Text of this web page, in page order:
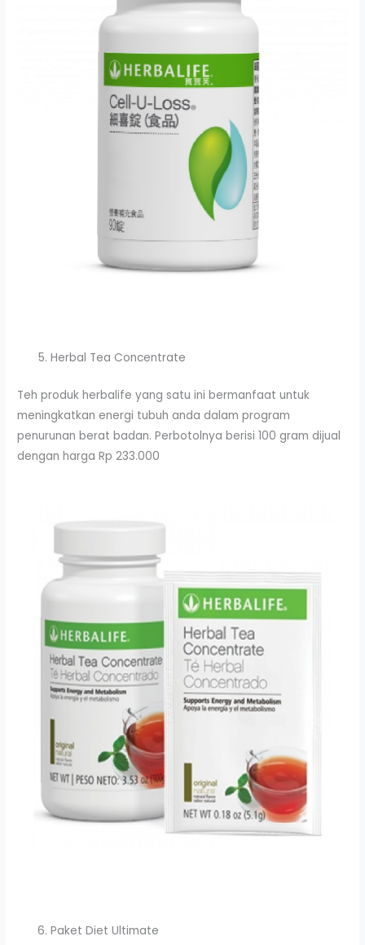
Herbal Tea Concentrate
Teh produk herbalife yang satu ini bermanfaat untuk
meningkatkan energi tubuh anda dalam program
penurunan berat badan. Perbotolnya berisi 100 gram dijual
dengan harga Rp 233.000
Paket Diet Ultimate